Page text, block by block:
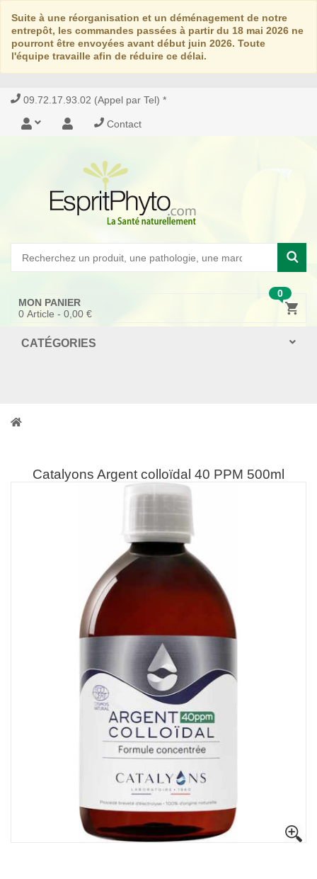
Suite à une réorganisation et un déménagement de notre
entrepôt, les commandes passées à partir du 18 mai 2026 ne
pourront être envoyées avant début juin 2026. Toute
l'équipe travaille afin de réduire ce délai.
09.72.17.93.02 (Appel par Tel) *
Contact
0
MON PANIER
0 Article - 0,00 €
CATÉGORIES
Catalyons Argent colloïdal 40 PPM 500ml